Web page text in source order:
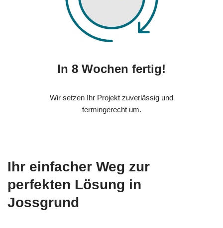
In 8 Wochen fertig!
Wir setzen Ihr Projekt zuverlässig und
termingerecht um.
Ihr einfacher Weg zur
perfekten Lösung in
Jossgrund